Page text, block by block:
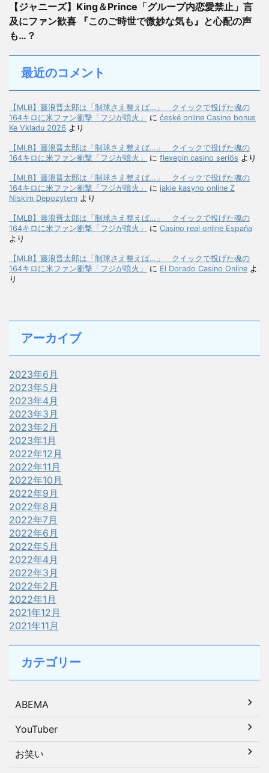
【ジャニーズ】King＆Prince「グループ内恋愛禁止」言
及にファン歓喜 『このご時世で微妙な気も』と心配の声
も…？
最近のコメント
【MLB】藤浪晋太郎は「制球さえ整えば…」 クイックで投げた魂の
164キロに米ファン衝撃「フジが噴火」
に české online Casino bonus
Ke Vkladu 2026 より
【MLB】藤浪晋太郎は「制球さえ整えば…」 クイックで投げた魂の
164キロに米ファン衝撃「フジが噴火」
に flexepin casino seriös より
【MLB】藤浪晋太郎は「制球さえ整えば…」 クイックで投げた魂の
164キロに米ファン衝撃「フジが噴火」
に jakie kasyno online Z
Niskim Depozytem より
【MLB】藤浪晋太郎は「制球さえ整えば…」 クイックで投げた魂の
164キロに米ファン衝撃「フジが噴火」
に Casino real online España
より
【MLB】藤浪晋太郎は「制球さえ整えば…」 クイックで投げた魂の
164キロに米ファン衝撃「フジが噴火」
に El Dorado Casino Online よ
り
アーカイブ
2023年6月
2023年5月
2023年4月
2023年3月
2023年2月
2023年1月
2022年12月
2022年11月
2022年10月
2022年9月
2022年8月
2022年7月
2022年6月
2022年5月
2022年4月
2022年3月
2022年2月
2022年1月
2021年12月
2021年11月
カテゴリー
ABEMA
YouTuber
お笑い